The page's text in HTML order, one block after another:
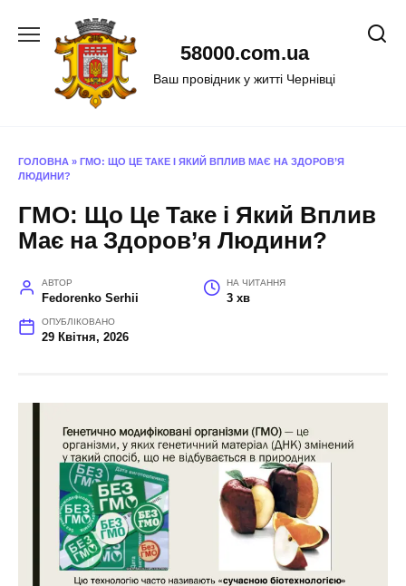
58000.com.ua
Ваш провідник у житті Чернівці
ГОЛОВНА » ГМО: ЩО ЦЕ ТАКЕ І ЯКИЙ ВПЛИВ МАЄ НА ЗДОРОВ’Я
ЛЮДИНИ?
ГМО: Що Це Таке і Який Вплив
Має на Здоров’я Людини?
АВТОР
Fedorenko Serhii
НА ЧИТАННЯ
3 хв
ОПУБЛІКОВАНО
29 Квітня, 2026